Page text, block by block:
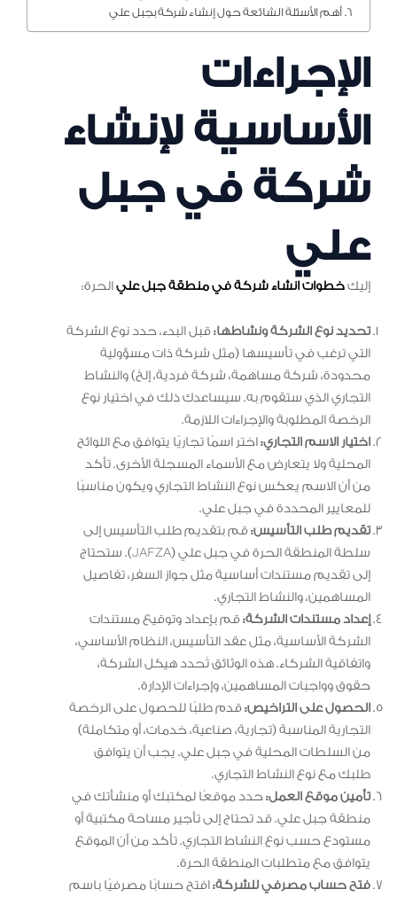
أهم الأسئلة الشائعة حول إنشاء شركة بجبل علي
الإجراءات
الأساسية لإنشاء
شركة في جبل
علي
إليكخطوات انشاء شركة في منطقة جبل علي الحرة:
تحديد نوع الشركة ونشاطها:قبل البدء، حدد نوع الشركة
التي ترغب في تأسيسها (مثل شركة ذات مسؤولية
محدودة، شركة مساهمة، شركة فردية، إلخ) والنشاط
التجاري الذي ستقوم به. سيساعدك ذلك في اختيار نوع
الرخصة المطلوبة والإجراءات اللازمة.
اختيار الاسم التجاري: اختر اسمًا تجاريًا يتوافق مع اللوائح
المحلية ولا يتعارض مع الأسماء المسجلة الأخرى. تأكد
من أن الاسم يعكس نوع النشاط التجاري ويكون مناسبًا
للمعايير المحددة في جبل علي.
تقديم طلب التأسيس:قم بتقديم طلب التأسيس إلى
سلطة المنطقة الحرة في جبل علي (JAFZA). ستحتاج
إلى تقديم مستندات أساسية مثل جواز السفر، تفاصيل
المساهمين، والنشاط التجاري.
إعداد مستندات الشركة:قم بإعداد وتوقيع مستندات
الشركة الأساسية، مثل عقد التأسيس، النظام الأساسي،
واتفاقية الشركاء. هذه الوثائق تُحدد هيكل الشركة،
حقوق وواجبات المساهمين، وإجراءات الإدارة.
الحصول على التراخيص:قدم طلبًا للحصول على الرخصة
التجارية المناسبة (تجارية، صناعية، خدمات، أو متكاملة)
من السلطات المحلية في جبل علي. يجب أن يتوافق
طلبك مع نوع النشاط التجاري.
تأمين موقع العمل:حدد موقعًا لمكتبك أو منشأتك في
منطقة جبل علي. قد تحتاج إلى تأجير مساحة مكتبية أو
مستودع حسب نوع النشاط التجاري. تأكد من أن الموقع
يتوافق مع متطلبات المنطقة الحرة.
فتح حساب مصرفي للشركة: افتح حسابًا مصرفيًا باسم